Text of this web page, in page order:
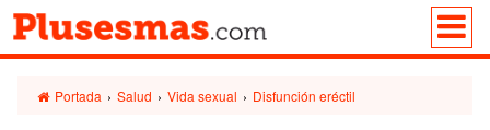
Portada › Salud › Vida sexual › Disfunción eréctil